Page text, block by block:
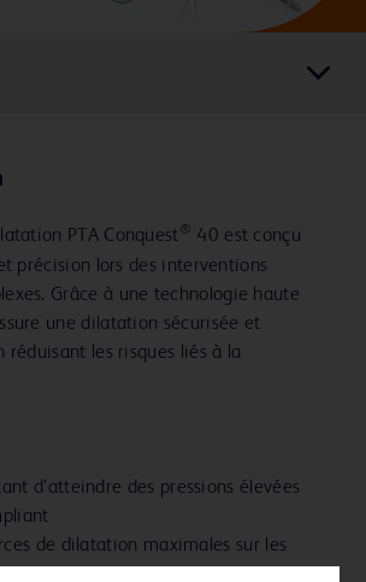
PTA Conquest® 40 est conçu
précision lors des interventions
Grâce à une technologie haute
une dilatation sécurisée et
réduisant les risques liés à la
d’atteindre des pressions élevées
de dilatation maximales sur les